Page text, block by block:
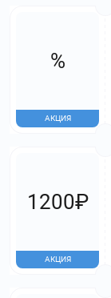
%
АКЦИЯ
1200₽
АКЦИЯ